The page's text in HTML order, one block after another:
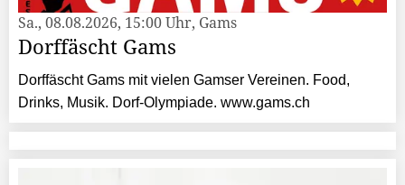
Sa., 08.08.2026, 15:00 Uhr, Gams
Dorffäscht Gams
Dorffäscht Gams mit vielen Gamser Vereinen. Food,
Drinks, Musik. Dorf-Olympiade. www.gams.ch